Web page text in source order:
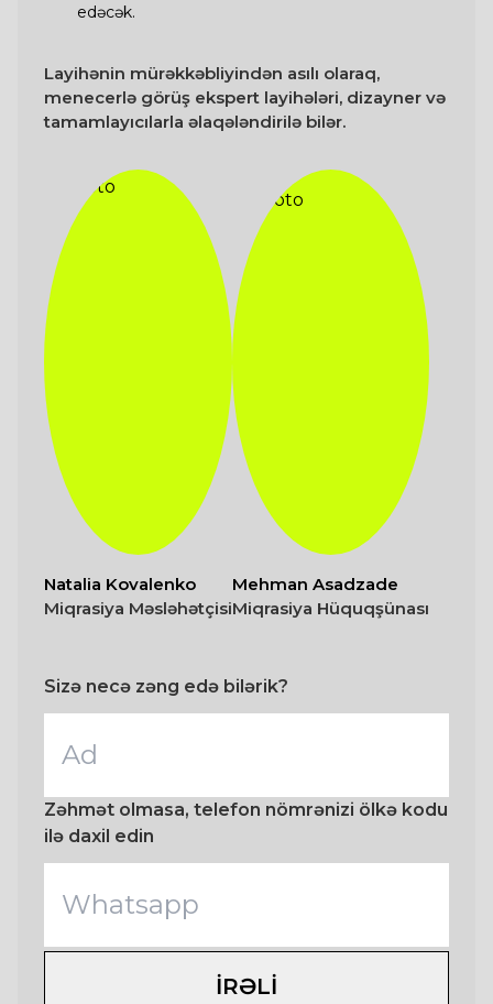
edəcək.
Layihənin mürəkkəbliyindən asılı olaraq,
menecerlə görüş ekspert layihələri, dizayner və
tamamlayıcılarla əlaqələndirilə bilər.
Natalia Kovalenko
Miqrasiya Məsləhətçisi
Mehman Asadzade
Miqrasiya Hüquqşünası
Sizə necə zəng edə bilərik?
Zəhmət olmasa, telefon nömrənizi ölkə kodu
ilə daxil edin
IRƏLI